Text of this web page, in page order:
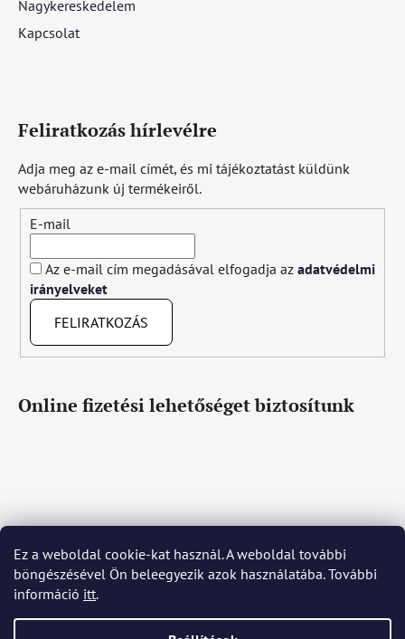
Ez a weboldal cookie-kat használ. A weboldal további
böngészésével Ön beleegyezik azok használatába. További
információ itt.
Nagykereskedelem
Kapcsolat
Feliratkozás hírlevélre
Adja meg az e-mail címét, és mi tájékoztatást küldünk
webáruházunk új termékeiről.
E-mail
Az e-mail cím megadásával elfogadja az adatvédelmi
irányelveket
FELIRATKOZÁS
Online fizetési lehetőséget biztosítunk
Čeština Slovenčina English Deutsch Magyar
Język polski Română Italiano Español Français
Português
Nederlands Українська Ελληνικά Svenska Dansk